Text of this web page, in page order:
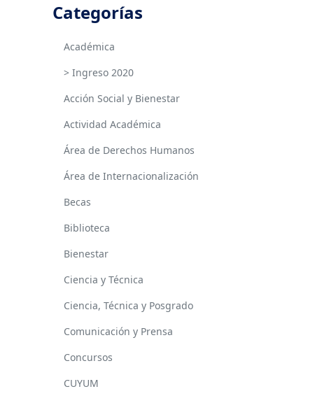
Categorías
Académica
> Ingreso 2020
Acción Social y Bienestar
Actividad Académica
Área de Derechos Humanos
Área de Internacionalización
Becas
Biblioteca
Bienestar
Ciencia y Técnica
Ciencia, Técnica y Posgrado
Comunicación y Prensa
Concursos
CUYUM